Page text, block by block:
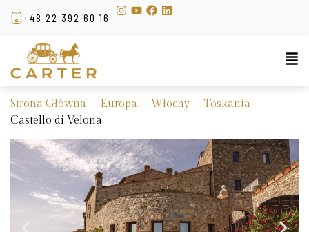
+48 22 392 60 16
Strona Główna Europa Włochy
Toskania
Castello di Velona